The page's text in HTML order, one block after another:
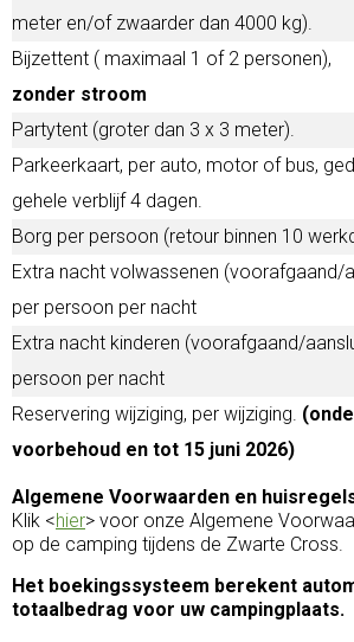
meter en/of zwaarder dan 4000 kg).
Bijzettent ( maximaal 1 of 2 personen),
zonder stroom
Partytent (groter dan 3 x 3 meter).
Parkeerkaart, per auto, motor of bus,
gehele verblijf 4 dagen.
Borg per persoon (retour binnen 10
Extra nacht volwassenen (voorafgaand/
per persoon per nacht
Extra nacht kinderen (voorafgaand/
persoon per nacht
Reservering wijziging, per wijziging.
voorbehoud en tot 15 juni 2026)
Algemene Voorwaarden en
Klik <hier> voor onze Algemene
op de camping tijdens de Zwarte Cross.
Het boekingssysteem berekent
totaalbedrag voor uw campingplaats.